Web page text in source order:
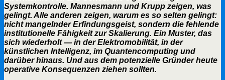
Systemkontrolle. Mannesmann und Krupp zeigen, was
gelingt. Alle anderen zeigen, warum es so selten gelingt:
nicht mangelnder Erfindungsgeist, sondern die fehlende
institutionelle Fähigkeit zur Skalierung. Ein Muster, das
sich wiederholt — in der Elektromobilität, in der
künstlichen Intelligenz, im Quantencomputing und
darüber hinaus. Und aus dem potenzielle Gründer heute
operative Konsequenzen ziehen sollten.